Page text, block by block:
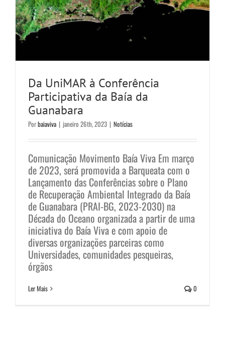
Da UniMAR à Conferência
Participativa da Baía da
Guanabara
Porbaiaviva | janeiro 26th, 2023 | Notícias
Comunicação Movimento Baía Viva Em março
de 2023, será promovida a Barqueata com o
Lançamento das Conferências sobre o Plano
de Recuperação Ambiental Integrado da Baía
de Guanabara (PRAI-BG, 2023-2030) na
Década do Oceano organizada a partir de uma
iniciativa do Baía Viva e com apoio de
diversas organizações parceiras como
Universidades, comunidades pesqueiras,
órgãos
Ler Mais 0